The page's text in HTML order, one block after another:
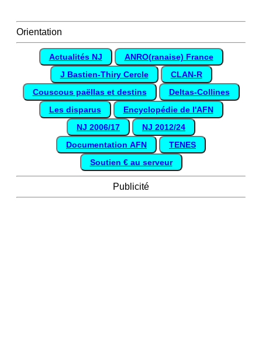
Orientation
Actualités NJ
ANRO(ranaise) France
J Bastien-Thiry Cercle
CLAN-R
Couscous paëllas et destins
Deltas-Collines
Les disparus
Encyclopédie de l'AFN
NJ 2006/17
NJ 2012/24
Documentation AFN
TENES
Soutien € au serveur
Publicité